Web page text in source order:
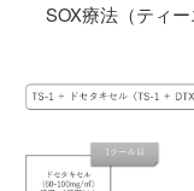
SOX療法（ティ